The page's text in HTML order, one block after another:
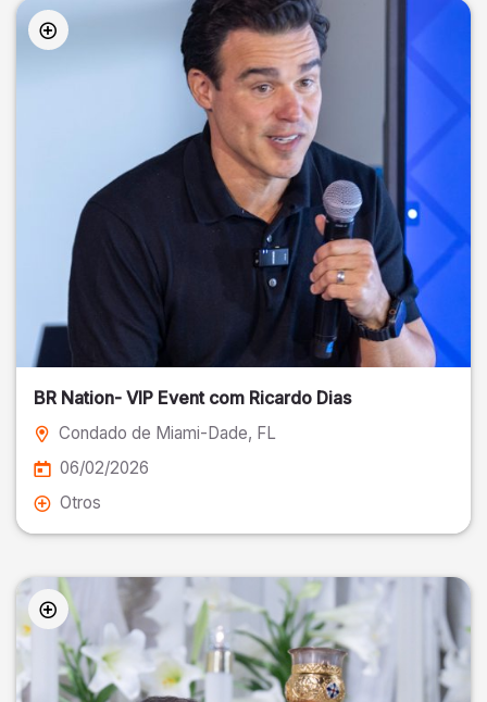
BR Nation- VIP Event com Ricardo Dias
Condado de Miami-Dade, FL
06/02/2026
Otros